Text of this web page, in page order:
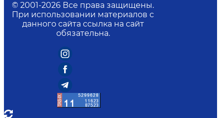
© 2001-2026 Все права защищены.
При использовании материалов с
данного сайта ссылка на сайт
обязательна.